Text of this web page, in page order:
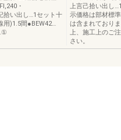
・
拾い出し…1セット十
用)1.5間●BEW42…
上言己拾い出し
示価格は部材標
は含まれており
上、施工上のご
さい。